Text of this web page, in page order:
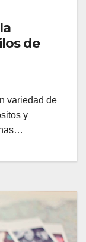
de
variedad de
y